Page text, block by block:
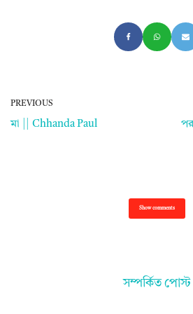
PREVIOUS
মা || Chhanda Paul
Show comments
সম্পর্কিত পোস্ট